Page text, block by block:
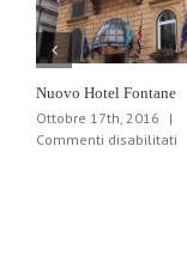
Nuovo Hotel Fontane
Ottobre 17th, 2016
|
Commenti disabilitati